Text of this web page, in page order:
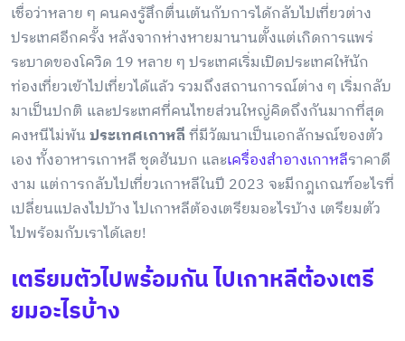
เชื่อว่าหลาย ๆ คนคงรู้สึกตื่นเต้นกับการได้กลับไปเที่ยวต่าง
ประเทศอีกครั้ง หลังจากห่างหายมานานตั้งแต่เกิดการแพร่
ระบาดของโควิด 19 หลาย ๆ ประเทศเริ่มเปิดประเทศให้นัก
ท่องเที่ยวเข้าไปเที่ยวได้แล้ว รวมถึงสถานการณ์ต่าง ๆ เริ่มกลับ
มาเป็นปกติ และประเทศที่คนไทยส่วนใหญ่คิดถึงกันมากที่สุด
คงหนีไม่พ้นประเทศเกาหลีที่มีวัฒนาเป็นเอกลักษณ์ของตัว
เอง ทั้งอาหารเกาหลีชุดฮันบก และเครื่องสำอางเกาหลีราคาดี
งาม แต่การกลับไปเที่ยวเกาหลีในปี 2023 จะมีกฎเกณฑ์อะไรที่
เปลี่ยนแปลงไปบ้าง ไปเกาหลีต้องเตรียมอะไรบ้าง เตรียมตัว
ไปพร้อมกับเราได้เลย!
เตรียมตัวไปพร้อมกัน ไปเกาหลีต้องเตรี
ยมอะไรบ้าง